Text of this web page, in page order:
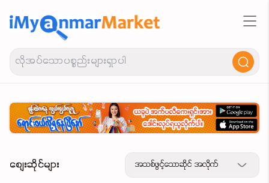
စျေးဆိုင်များ အသစ်ဖွင့်သောဆိုင် အလိုက်